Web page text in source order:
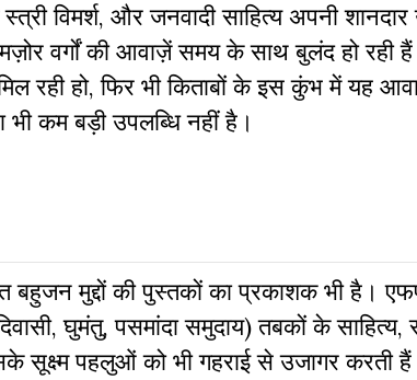
विमर्श, और जनवादी साहित्य अपनी
वर्गों की आवाज़ें समय के साथ बुलंद हो रही
रही हो, फिर भी किताबों के इस कुंभ में यह
भी कम बड़ी उपलब्धि नहीं है।
बहुजन मुद्दों की पुस्‍तकों का प्रकाशक भी है।
घुमंतु, पसमांदा समुदाय) तबकों के साहित्‍य,
सूक्ष्म पहलुओं को भी गहराई से उजागर करती